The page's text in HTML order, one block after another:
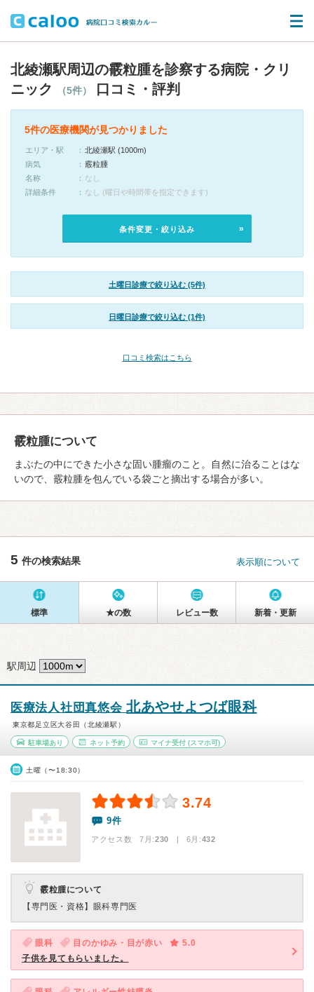
北綾瀬駅周辺の霰粒腫を診察する病院・クリ
ニック
（5件） 口コミ・評判
5件の医療機関が見つかりました
エリア・駅
北綾瀬駅 (1000m)
病気
霰粒腫
名称
なし
詳細条件
なし (曜日や時間帯を指定できます)
条件変更・絞り込み
土曜日診療で絞り込む (5件)
日曜日診療で絞り込む (1件)
口コミ検索はこちら
霰粒腫について
まぶたの中にできた小さな固い腫瘤のこと。自然に治ることはな
いので、霰粒腫を包んでいる袋ごと摘出する場合が多い。
5 件の検索結果 表示順について
標準 ★の数 レビュー数 新着・更新
駅周辺
医療法人社団真悠会 北あやせよつば眼科
東京都足立区大谷田（北綾瀬駅）
駐車場あり ネット予約 マイナ受付 (スマホ可)
土曜（〜18:30）
3.74
9件
アクセス数 7月:230 | 6月:432
霰粒腫について
【専門医・資格】 眼科専門医
眼科 目のかゆみ・目が赤い
5.0
子供を見てもらいました。